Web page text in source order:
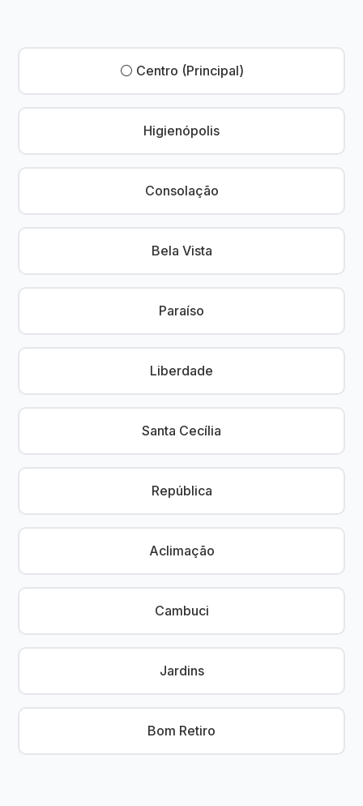
⚪ Centro (Principal)
Higienópolis
Consolação
Bela Vista
Paraíso
Liberdade
Santa Cecília
República
Aclimação
Cambuci
Jardins
Bom Retiro